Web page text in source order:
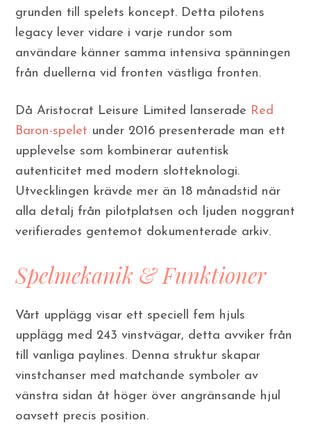
grunden till spelets koncept. Detta pilotens
legacy lever vidare i varje rundor som
användare känner samma intensiva spänningen
från duellerna vid fronten västliga fronten.
Då Aristocrat Leisure Limited lanserade Red
Baron-spelet under 2016 presenterade man ett
upplevelse som kombinerar autentisk
autenticitet med modern slotteknologi.
Utvecklingen krävde mer än 18 månadstid när
alla detalj från pilotplatsen och ljuden noggrant
verifierades gentemot dokumenterade arkiv.
Spelmekanik & Funktioner
Vårt upplägg visar ett speciell fem hjuls
upplägg med 243 vinstvägar, detta avviker från
till vanliga paylines. Denna struktur skapar
vinstchanser med matchande symboler av
vänstra sidan åt höger över angränsande hjul
oavsett precis position.